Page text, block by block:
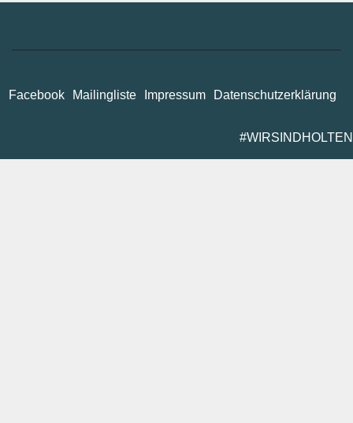
Facebook Mailingliste Impressum Datenschutzerklärung
#WIRSINDHOLTEN